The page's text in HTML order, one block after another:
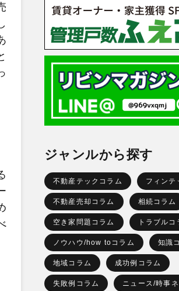
ジャンルから探す
不動産テックコラム フィンテ
不動産売却コラム 相続コラム
空き家問題コラム トラブルコ
ノウハウ/how toコラム 知識
地域コラム 成功例コラム
失敗例コラム ニュース/時事